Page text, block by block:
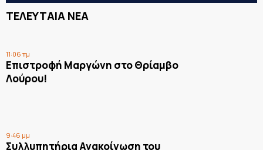
ΤΕΛΕΥΤΑΙΑ ΝΕΑ
11:06 πμ
Επιστροφή Μαργώνη στο Θρίαμβο
Λούρου!
9:46 μμ
Συλλυπητήρια Ανακοίνωση του